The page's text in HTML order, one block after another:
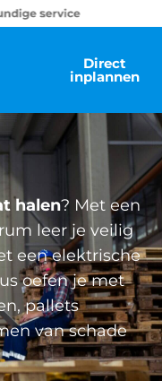
Direct
inplannen
halen? Met een
leer je veilig
een elektrische
oefen je met
pallets
van schade